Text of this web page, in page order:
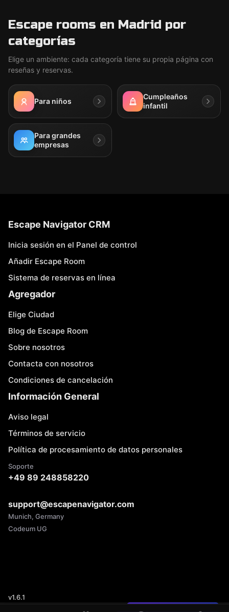
Escape rooms en Madrid por
categorías
Elige un ambiente: cada categoría tiene su propia página con
reseñas y reservas.
Para niños
Cumpleaños
infantil
Para grandes
empresas
Escape Navigator CRM
Inicia sesión en el Panel de control
Añadir Escape Room
Sistema de reservas en línea
Agregador
Elige Ciudad
Blog de Escape Room
Sobre nosotros
Contacta con nosotros
Condiciones de cancelación
Información General
Aviso legal
Términos de servicio
Política de procesamiento de datos personales
Soporte
+49 89 248858220
support@escapenavigator.com
Munich, Germany
Codeum UG
v1.6.1